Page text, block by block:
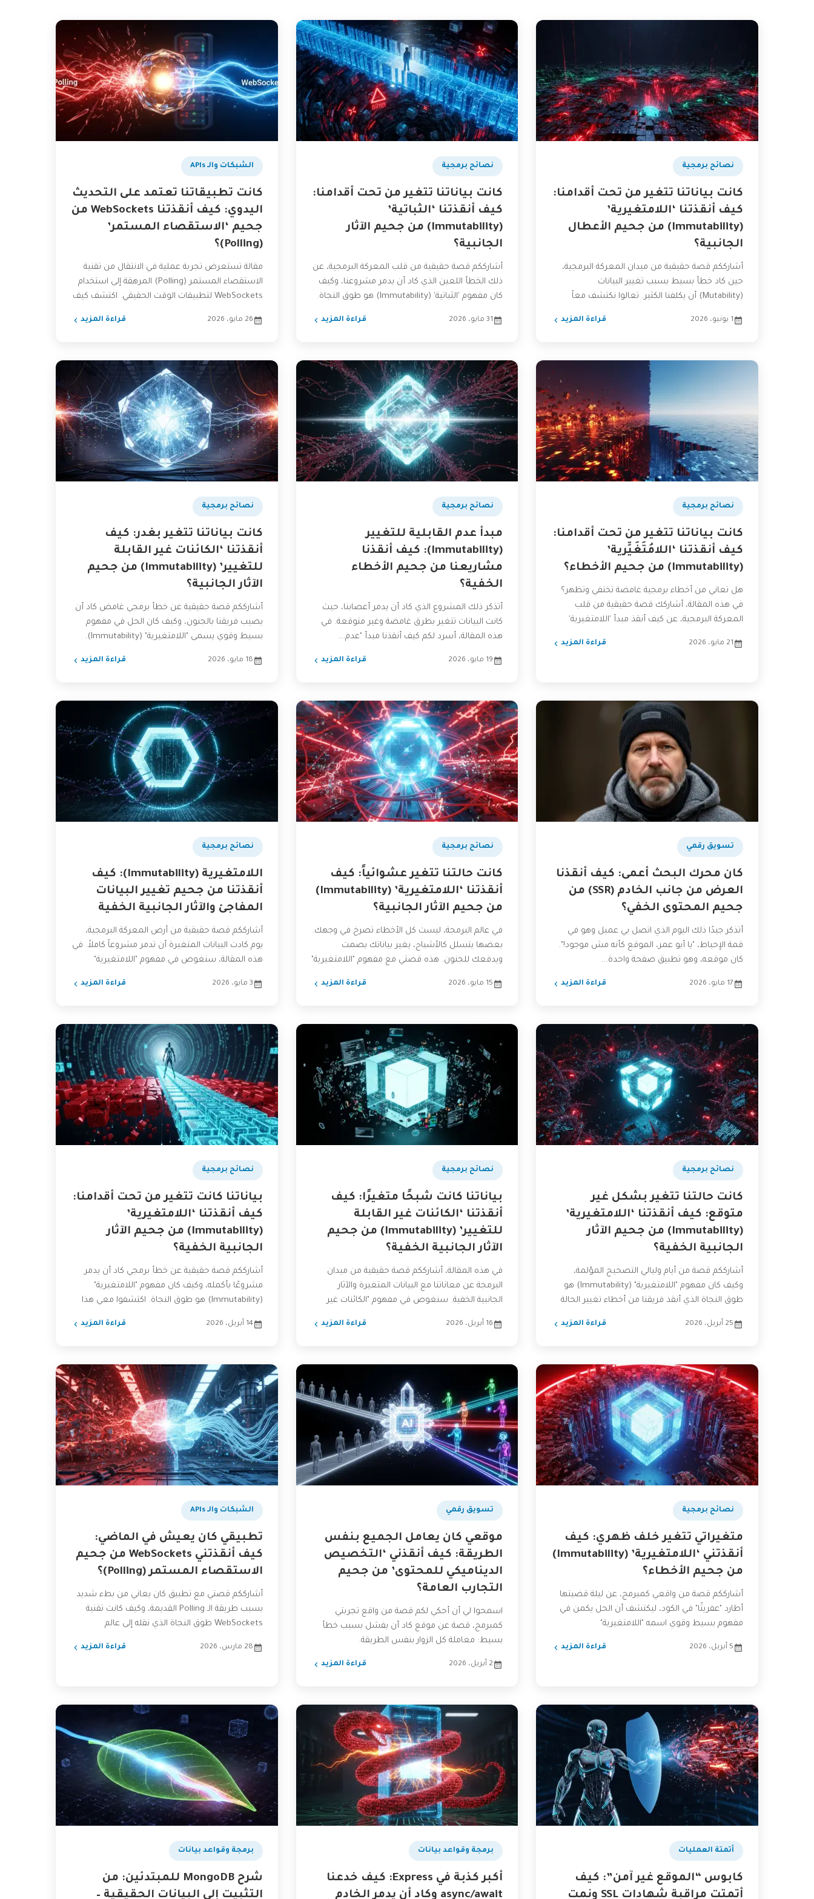
نصائح برمجية
كانت بياناتنا تتغير من تحت أقدامنا:
كيف أنقذتنا ‘اللامتغيرية’
(Immutability) من جحيم الأعطال
الجانبية؟
أشارككم قصة حقيقية من ميدان المعركة البرمجية،
حين كاد خطأ بسيط بسبب تغيير البيانات
(Mutability) أن يكلفنا الكثير. تعالوا نكتشف معاً
1 يونيو، 2026 قراءة المزيد
نصائح برمجية
كانت بياناتنا تتغير من تحت أقدامنا:
كيف أنقذتنا ‘الثباتية’
(Immutability) من جحيم الآثار
الجانبية؟
أشارككم قصة حقيقية من قلب المعركة البرمجية، عن
ذلك الخطأ اللعين الذي كاد أن يدمر مشروعنا، وكيف
كان مفهوم 'الثباتية' (Immutability) هو طوق النجاة.
31 مايو، 2026 قراءة المزيد
الشبكات والـ APIs
كانت تطبيقاتنا تعتمد على التحديث
اليدوي: كيف أنقذتنا WebSockets من
جحيم ‘الاستقصاء المستمر’
(Polling)؟
مقالة تستعرض تجربة عملية في الانتقال من تقنية
الاستقصاء المستمر (Polling) المرهقة إلى استخدام
WebSockets لتطبيقات الوقت الحقيقي. اكتشف كيف
26 مايو، 2026 قراءة المزيد
نصائح برمجية
كانت بياناتنا تتغير من تحت أقدامنا:
كيف أنقذتنا ‘اللامُتَغَيِّرية’
(Immutability) من جحيم الأخطاء؟
هل تعاني من أخطاء برمجية غامضة تختفي وتظهر؟
في هذه المقالة، أشاركك قصة حقيقية من قلب
المعركة البرمجية، عن كيف أنقذ مبدأ 'اللامتغيرية'
21 مايو، 2026 قراءة المزيد
نصائح برمجية
مبدأ عدم القابلية للتغيير
(Immutability): كيف أنقذنا
مشاريعنا من جحيم الأخطاء
الخفية؟
أتذكر ذلك المشروع الذي كاد أن يدمر أعصابنا، حيث
كانت البيانات تتغير بطرق غامضة وغير متوقعة. في
هذه المقالة، أسرد لكم كيف أنقذنا مبدأ "عدم...
19 مايو، 2026 قراءة المزيد
نصائح برمجية
كانت بياناتنا تتغير بغدر: كيف
أنقذتنا ‘الكائنات غير القابلة
للتغيير’ (Immutability) من جحيم
الآثار الجانبية؟
أشارككم قصة حقيقية عن خطأ برمجي غامض كاد أن
يصيب فريقنا بالجنون، وكيف كان الحل في مفهوم
بسيط وقوي يسمى "اللامتغيرية" (Immutability).
18 مايو، 2026 قراءة المزيد
تسويق رقمي
كان محرك البحث أعمى: كيف أنقذنا
العرض من جانب الخادم (SSR) من
جحيم المحتوى الخفي؟
أتذكر جيدًا ذلك اليوم الذي اتصل بي عميل وهو في
قمة الإحباط، "يا أبو عمر، الموقع كأنه مش موجود!".
كان موقعه، وهو تطبيق صفحة واحدة...
17 مايو، 2026 قراءة المزيد
نصائح برمجية
كانت حالتنا تتغير عشوائياً: كيف
أنقذتنا ‘اللامتغيرية’ (Immutability)
من جحيم الآثار الجانبية؟
في عالم البرمجة، ليست كل الأخطاء تصرخ في وجهك.
بعضها يتسلل كالأشباح، يغير بياناتك بصمت
ويدفعك للجنون. هذه قصتي مع مفهوم "اللامتغيرية"
15 مايو، 2026 قراءة المزيد
نصائح برمجية
اللامتغيرية (Immutability): كيف
أنقذتنا من جحيم تغيير البيانات
المفاجئ والآثار الجانبية الخفية
أشارككم قصة حقيقية من أرض المعركة البرمجية،
يوم كادت البيانات المتغيرة أن تدمر مشروعاً كاملاً. في
هذه المقالة، سنغوص في مفهوم "اللامتغيرية"
3 مايو، 2026 قراءة المزيد
نصائح برمجية
كانت حالتنا تتغير بشكل غير
متوقع: كيف أنقذتنا ‘اللامتغيرية’
(Immutability) من جحيم الآثار
الجانبية الخفية؟
أشارككم قصة من أيام وليالي التصحيح المؤلمة،
وكيف كان مفهوم "اللامتغيرية" (Immutability) هو
طوق النجاة الذي أنقذ فريقنا من أخطاء تغيير الحالة
25 أبريل، 2026 قراءة المزيد
نصائح برمجية
بياناتنا كانت شبحًا متغيرًا: كيف
أنقذتنا ‘الكائنات غير القابلة
للتغيير’ (Immutability) من جحيم
الآثار الجانبية الخفية؟
في هذه المقالة، أشارككم قصة حقيقية من ميدان
البرمجة عن معاناتنا مع البيانات المتغيرة والآثار
الجانبية الخفية. سنغوص في مفهوم "الكائنات غير
16 أبريل، 2026 قراءة المزيد
نصائح برمجية
بياناتنا كانت تتغير من تحت أقدامنا:
كيف أنقذتنا ‘اللامتغيرية’
(Immutability) من جحيم الآثار
الجانبية الخفية؟
أشارككم قصة حقيقية عن خطأ برمجي كاد أن يدمر
مشروعًا بأكمله، وكيف كان مفهوم "اللامتغيرية"
(Immutability) هو طوق النجاة. اكتشفوا معي هذا
14 أبريل، 2026 قراءة المزيد
نصائح برمجية
متغيراتي تتغير خلف ظهري: كيف
أنقذتني ‘اللامتغيرية’ (Immutability)
من جحيم الأخطاء؟
أشارككم قصة من واقعي كمبرمج، عن ليلة قضيتها
أطارد "عفريتًا" في الكود، ليكتشف أن الحل يكمن في
مفهوم بسيط وقوي اسمه "اللامتغيرية"
5 أبريل، 2026 قراءة المزيد
تسويق رقمي
موقعي كان يعامل الجميع بنفس
الطريقة: كيف أنقذني ‘التخصيص
الديناميكي للمحتوى’ من جحيم
التجارب العامة؟
اسمحوا لي أن أحكي لكم قصة من واقع تجربتي
كمبرمج، قصة عن موقع كاد أن يفشل بسبب خطأ
بسيط: معاملة كل الزوار بنفس الطريقة.
2 أبريل، 2026 قراءة المزيد
الشبكات والـ APIs
تطبيقي كان يعيش في الماضي:
كيف أنقذتني WebSockets من جحيم
الاستقصاء المستمر (Polling)؟
أشارككم قصتي مع تطبيق كان يعاني من بطء شديد
بسبب طريقة الـ Polling القديمة، وكيف كانت تقنية
WebSockets طوق النجاة الذي نقله إلى عالم
28 مارس، 2026 قراءة المزيد
أتمتة العمليات
كابوس “الموقع غير آمن”: كيف
أتمتت مراقبة شهادات SSL ونمت
برمجة وقواعد بيانات
أكبر كذبة في Express: كيف خدعنا
async/await وكاد أن يدمر الخادم
برمجة وقواعد بيانات
شرح MongoDB للمبتدئين: من
التثبيت إلى البيانات الحقيقية –